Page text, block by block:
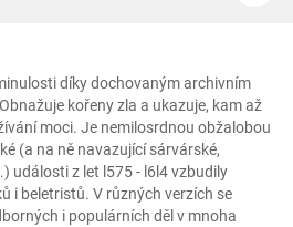
díky dochovaným archivním
kořeny zla a ukazuje, kam až
moci. Je nemilosrdnou obžalobou
(a na ně navazující sárvárské,
události z let l575 - l6l4 vzbudily
i beletristů. V různých verzích se
i populárních děl v mnoha